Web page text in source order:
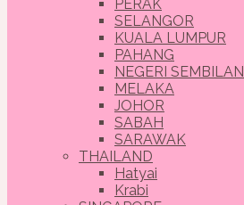
PERAK
SELANGOR
KUALA LUMPUR
PAHANG
NEGERI SEMBILAN
MELAKA
JOHOR
SABAH
SARAWAK
THAILAND
Hatyai
Krabi